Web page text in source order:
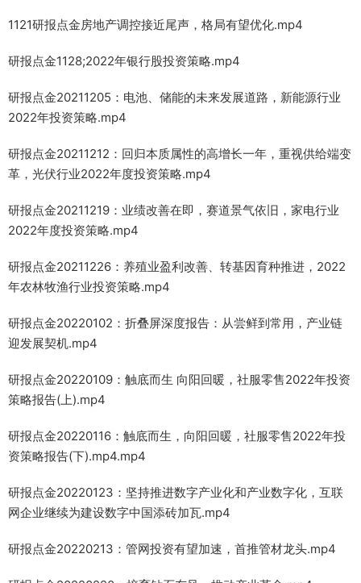
1121研报点金房地产调控接近尾声，格局有望优化.mp4
研报点金1128;2022年银行股投资策略.mp4
研报点金20211205：电池、储能的未来发展道路，新能源行业
2022年投资策略.mp4
研报点金20211212：回归本质属性的高增长一年，重视供给端变
革，光伏行业2022年度投资策略.mp4
研报点金20211219：业绩改善在即，赛道景气依旧，家电行业
2022年度投资策略.mp4
研报点金20211226：养殖业盈利改善、转基因育种推进，2022
年农林牧渔行业投资策略.mp4
研报点金20220102：折叠屏深度报告：从尝鲜到常用，产业链
迎发展契机.mp4
研报点金20220109：触底而生 向阳回暖，社服零售2022年投资
策略报告(上).mp4
研报点金20220116：触底而生，向阳回暖，社服零售2022年投
资策略报告(下).mp4.mp4
研报点金20220123：坚持推进数字产业化和产业数字化，互联
网企业继续为建设数字中国添砖加瓦.mp4
研报点金20220213：管网投资有望加速，首推管材龙头.mp4